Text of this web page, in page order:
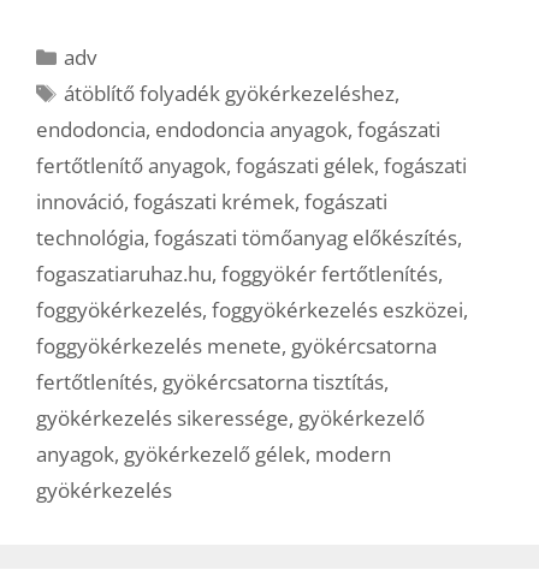
Kategória
adv
Címkék
átöblítő folyadék gyökérkezeléshez,
endodoncia, endodoncia anyagok, fogászati
fertőtlenítő anyagok, fogászati gélek, fogászati
innováció, fogászati krémek, fogászati
technológia, fogászati tömőanyag előkészítés,
fogaszatiaruhaz.hu, foggyökér fertőtlenítés,
foggyökérkezelés, foggyökérkezelés eszközei,
foggyökérkezelés menete, gyökércsatorna
fertőtlenítés, gyökércsatorna tisztítás,
gyökérkezelés sikeressége, gyökérkezelő
anyagok, gyökérkezelő gélek, modern
gyökérkezelés